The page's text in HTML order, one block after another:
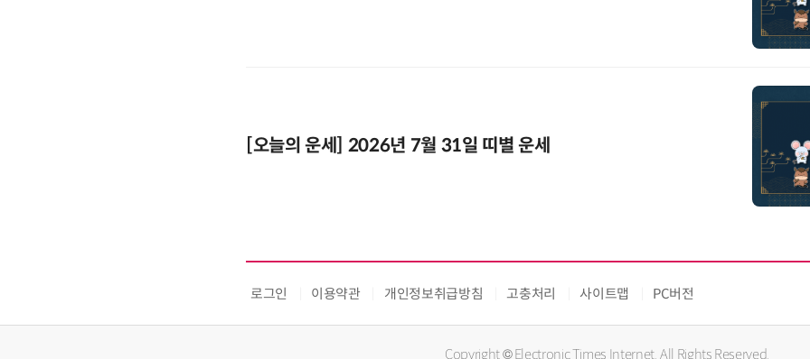
[오늘의 운세] 2026년 7월 31일 띠별 운세
로그인 이용약관 개인정보취급방침 고충처리 사이트맵 PC버전
Copyright © Electronic Times Internet. All Rights Reserved.